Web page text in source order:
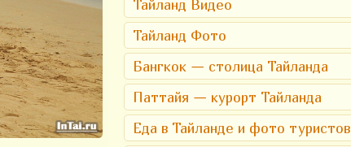
Тайланд Видео
Тайланд Фото
Бангкок — столица Тайланда
Паттайя — курорт Тайланда
Еда в Тайланде и фото туристов